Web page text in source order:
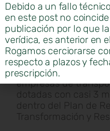
El director general
Gobierno de Aragón,
explicaba el pasado
y autónomos del
de ayudas para la
empresas de
dotadas con casi 3
dentro del Plan de
Transformación y
Debido a un fallo
en este post no
publicación por lo que
verídica, es anterior en
Rogamos cerciorarse
respecto a plazos y
prescripción.